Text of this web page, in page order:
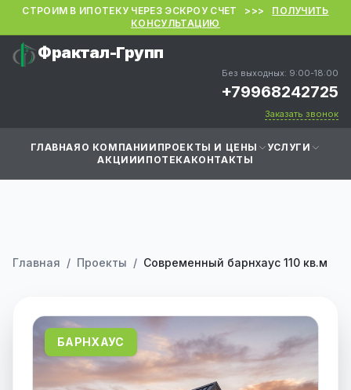
СТРОИМ В ИПОТЕКУ ЧЕРЕЗ ЭСКРОУ СЧЕТ >>> ПОЛУЧИТЬ
КОНСУЛЬТАЦИЮ
Фрактал-Групп
Без выходных: 9:00-18:00
+79968242725
Заказать звонок
ГЛАВНАЯ О КОМПАНИИ ПРОЕКТЫ И ЦЕНЫ
УСЛУГИ
АКЦИИИПОТЕКАКОНТАКТЫ
Главная / Проекты / Современный барнхаус 110 кв.м
БАРНХАУС